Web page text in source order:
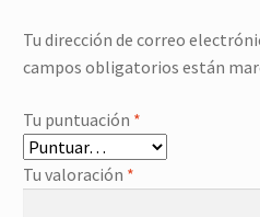
Tu dirección de correo
campos obligatorios están
Tu puntuación *
Tu valoración *